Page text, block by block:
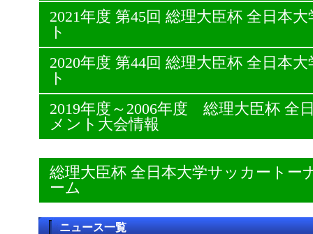
2021年度 第45回 総理大臣杯 全日本
ト
2020年度 第44回 総理大臣杯 全日本
ト
2019年度～2006年度 総理大臣杯 全
メント大会情報
総理大臣杯 全日本大学サッカート
ーム
ニュース一覧